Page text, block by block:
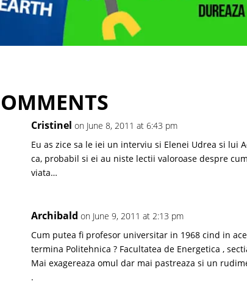
Cristinel on June 8, 2011 at 6:43 pm
Eu as zice sa le iei un interviu si Elenei Udrea si lui
ca, probabil si ei au niste lectii valoroase despre
viata…
Archibald on June 9, 2011 at 2:13 pm
Cum putea fi profesor universitar in 1968 cind in
termina Politehnica ? Facultatea de Energetica ,
Mai exagereaza omul dar mai pastreaza si un
.